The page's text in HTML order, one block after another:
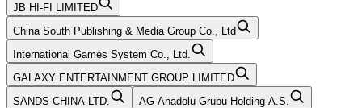
JB HI-FI LIMITED
China South Publishing & Media Group Co., Ltd
International Games System Co., Ltd.
GALAXY ENTERTAINMENT GROUP LIMITED
SANDS CHINA LTD.
AG Anadolu Grubu Holding A.S.